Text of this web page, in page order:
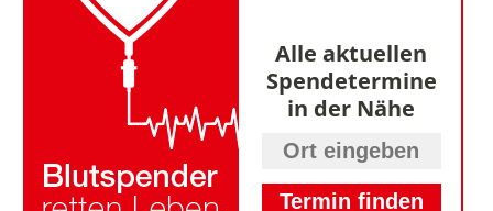
Alle aktuellen
Spendetermine
in der Nähe